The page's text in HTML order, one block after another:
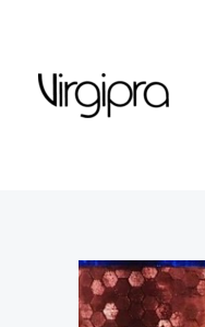
turinio